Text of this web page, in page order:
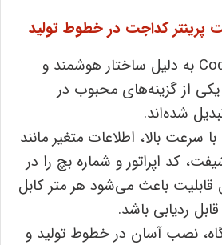
پرینتر کداجت در خطوط تولید
جت پرینترهای Codajet به دلیل ساختار هوشمند و
از گزینه‌های محبوب در
شده‌اند.
سرعت بالا، اطلاعات متغیر مانند
کد اپراتور و شماره بچ را در
باعث می‌شود هر متر کابل
ردیابی باشد.
نصب آسان در خطوط تولید و